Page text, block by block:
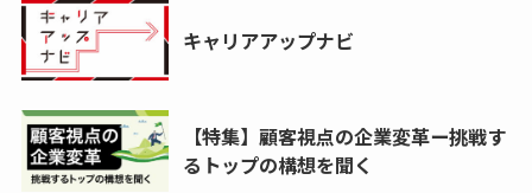
キャリアアップナビ
【特集】顧客視点の企業変革ー挑戦す
るトップの構想を聞く